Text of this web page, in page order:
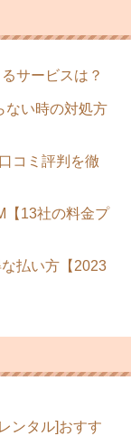
サービスは？
ない時の対処方
コミ評判を徹
【13社の料金プ
払い方【2023
ンタル]おすす